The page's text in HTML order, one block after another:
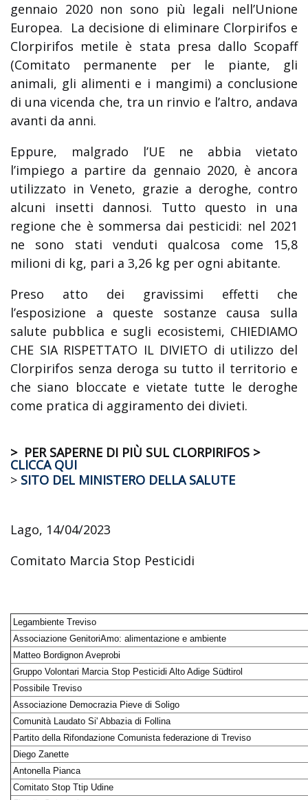
gennaio 2020 non sono più legali nell’Unione
Europea. La decisione di eliminare Clorpirifos e
Clorpirifos metile è stata presa dallo Scopaff
(Comitato permanente per le piante, gli
animali, gli alimenti e i mangimi) a conclusione
di una vicenda che, tra un rinvio e l’altro, andava
avanti da anni.
Eppure, malgrado l’UE ne abbia vietato
l’impiego a partire da gennaio 2020, è ancora
utilizzato in Veneto, grazie a deroghe, contro
alcuni insetti dannosi. Tutto questo in una
regione che è sommersa dai pesticidi: nel 2021
ne sono stati venduti qualcosa come 15,8
milioni di kg, pari a 3,26 kg per ogni abitante.
Preso atto dei gravissimi effetti che
l’esposizione a queste sostanze causa sulla
salute pubblica e sugli ecosistemi, CHIEDIAMO
CHE SIA RISPETTATO IL DIVIETO di utilizzo del
Clorpirifos senza deroga su tutto il territorio e
che siano bloccate e vietate tutte le deroghe
come pratica di aggiramento dei divieti.
> PER SAPERNE DI PIÙ SUL CLORPIRIFOS >
CLICCA QUI
> SITO DEL MINISTERO DELLA SALUTE
Lago, 14/04/2023
Comitato Marcia Stop Pesticidi
Legambiente Treviso
Associazione GenitoriAmo: alimentazione e ambiente
Matteo Bordignon Aveprobi
Gruppo Volontari Marcia Stop Pesticidi Alto Adige Südtirol
Possibile Treviso
Associazione Democrazia Pieve di Soligo
Comunità Laudato Si' Abbazia di Follina
Partito della Rifondazione Comunista federazione di Treviso
Diego Zanette
Antonella Pianca
Comitato Stop Ttip Udine